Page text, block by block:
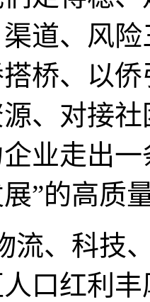
道、风
桥、以
、对接
业走出
”的高质
、科技、
口红利